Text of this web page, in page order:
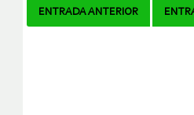
Navegador
ENTRADA ANTERIOR